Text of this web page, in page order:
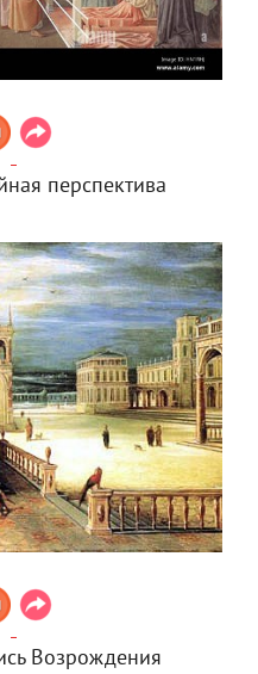
перспектива
Возрождения